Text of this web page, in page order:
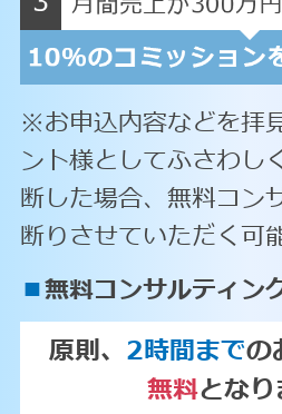
※お申込内容などを拝
ント様としてふさわし
断した場合、無料コン
断りさせていただく可
■無料コンサルティン
原則、 2時間までの
無料となり